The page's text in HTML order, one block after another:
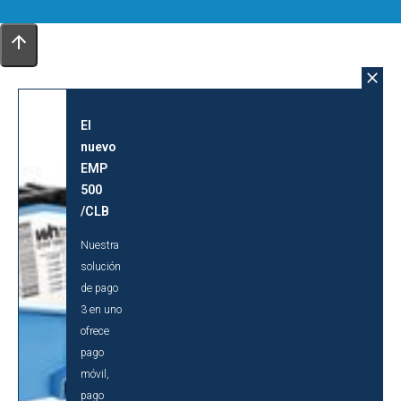
El
nuevo
EMP
500
/CLB
Nuestra
solución
de pago
3 en uno
ofrece
pago
móvil,
pago